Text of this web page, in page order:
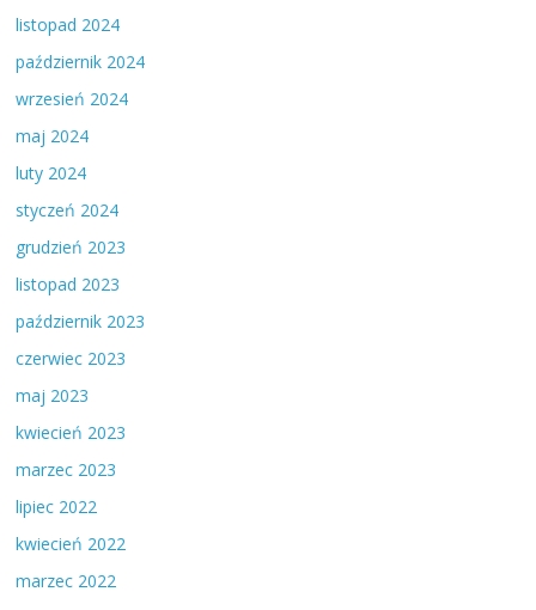
listopad 2024
październik 2024
wrzesień 2024
maj 2024
luty 2024
styczeń 2024
grudzień 2023
listopad 2023
październik 2023
czerwiec 2023
maj 2023
kwiecień 2023
marzec 2023
lipiec 2022
kwiecień 2022
marzec 2022